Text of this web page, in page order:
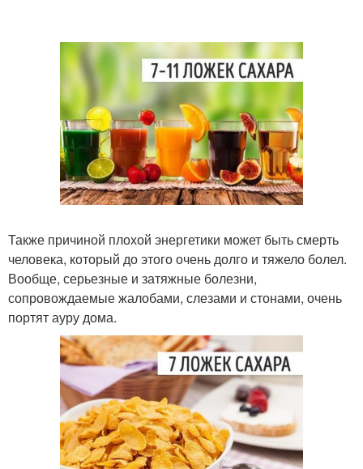
Также причиной плохой энергетики может быть смерть
человека, который до этого очень долго и тяжело болел.
Вообще, серьезные и затяжные болезни,
сопровождаемые жалобами, слезами и стонами, очень
портят ауру дома.